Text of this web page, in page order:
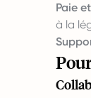
Paie
à la